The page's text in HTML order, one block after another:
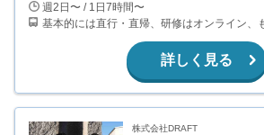
週2日〜 / 1日7時間〜
詳しく見る
株式会社DRAFT